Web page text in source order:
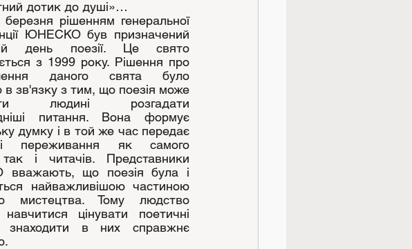
дотик до душі»…
рішенням генеральної
ЮНЕСКО був призначений
день поезії. Це свято
з 1999 року. Рішення про
даного свята було
в зв'язку з тим, що поезія може
людині розгадати
питання. Вона формує
думку і в той же час передає
переживання як самого
і читачів. Представники
що поезія була і
найважливішою частиною
мистецтва. Тому людство
цінувати поетичні
знаходити в них справжнє